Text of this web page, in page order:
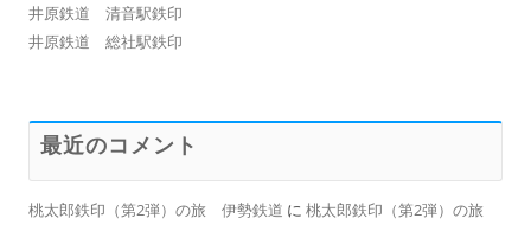
井原鉄道 清音駅鉄印
井原鉄道 総社駅鉄印
最近のコメント
桃太郎鉄印（第2弾）の旅 伊勢鉄道 に 桃太郎鉄印（第2弾）の旅